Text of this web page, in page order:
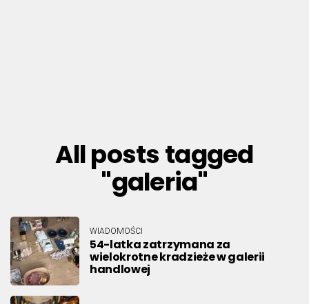
All posts tagged
"galeria"
WIADOMOŚCI
54-latka zatrzymana za
wielokrotne kradzieże w galerii
handlowej